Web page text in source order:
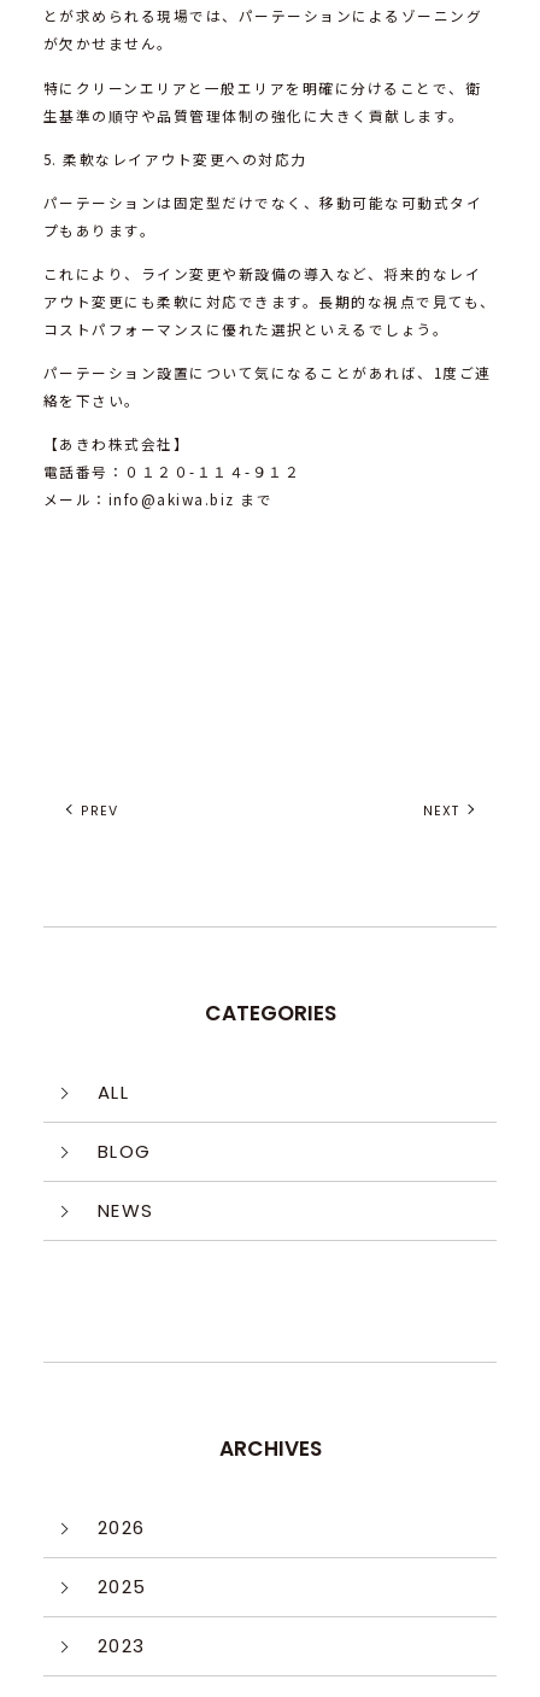
とが求められる現場では、パーテーションによるゾーニング
が欠かせません。
特にクリーンエリアと一般エリアを明確に分けることで、衛
生基準の順守や品質管理体制の強化に大きく貢献します。
5. 柔軟なレイアウト変更への対応力
パーテーションは固定型だけでなく、移動可能な可動式タイ
プもあります。
これにより、ライン変更や新設備の導入など、将来的なレイ
アウト変更にも柔軟に対応できます。長期的な視点で見ても、
コストパフォーマンスに優れた選択といえるでしょう。
パーテーション設置について気になることがあれば、1度ご連
絡を下さい。
【あきわ株式会社】
電話番号：０１２０-１１４-９１２
メール：info@akiwa.biz まで
PREV NEXT
CATEGORIES
ALL
BLOG
NEWS
ARCHIVES
2026
2025
2023